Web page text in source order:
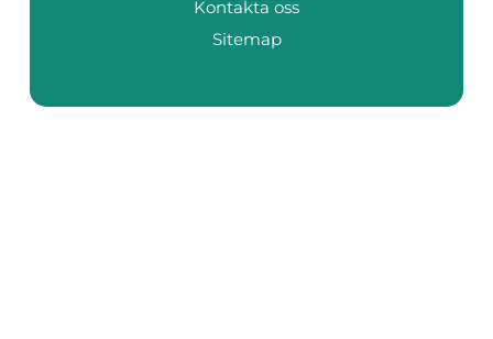
Kontakta oss
Sitemap